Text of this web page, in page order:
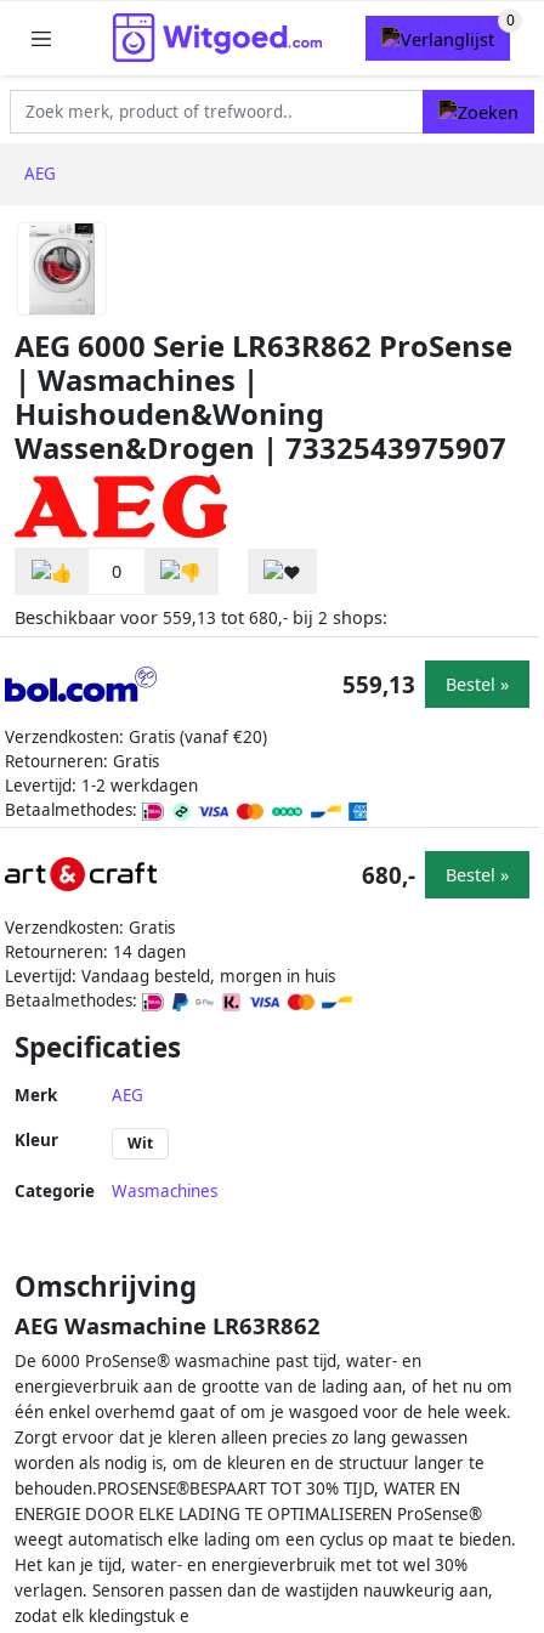
AEG
AEG 6000 Serie LR63R862 ProSense
| Wasmachines |
Huishouden&Woning
Wassen&Drogen | 7332543975907
0
Beschikbaar voor 559,13 tot 680,- bij 2 shops:
Verzendkosten: Gratis (vanaf €20)
Retourneren: Gratis
Levertijd: 1-2 werkdagen
Betaalmethodes:
559,13 Bestel »
Verzendkosten: Gratis
Retourneren: 14 dagen
Levertijd: Vandaag besteld, morgen in huis
Betaalmethodes:
680,- Bestel »
Specificaties
Merk AEG
Kleur Wit
Categorie Wasmachines
Omschrijving
AEG Wasmachine LR63R862
De 6000 ProSense® wasmachine past tijd, water- en
energieverbruik aan de grootte van de lading aan, of het nu om
één enkel overhemd gaat of om je wasgoed voor de hele week.
Zorgt ervoor dat je kleren alleen precies zo lang gewassen
worden als nodig is, om de kleuren en de structuur langer te
behouden.PROSENSE®BESPAART TOT 30% TIJD, WATER EN
ENERGIE DOOR ELKE LADING TE OPTIMALISEREN ProSense®
weegt automatisch elke lading om een cyclus op maat te bieden.
Het kan je tijd, water- en energieverbruik met tot wel 30%
verlagen. Sensoren passen dan de wastijden nauwkeurig aan,
zodat elk kledingstuk e